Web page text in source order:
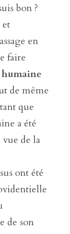
bon ?
en
faire
humaine
de même
que
a été
de la
ont été
de son